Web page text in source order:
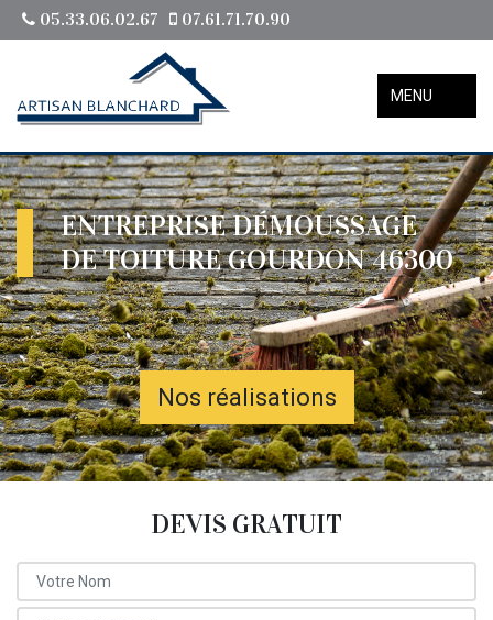
05.33.06.02.67 07.61.71.70.90
MENU
ENTREPRISE DÉMOUSSAGE
DE TOITURE GOURDON 46300
Nos réalisations
DEVIS GRATUIT